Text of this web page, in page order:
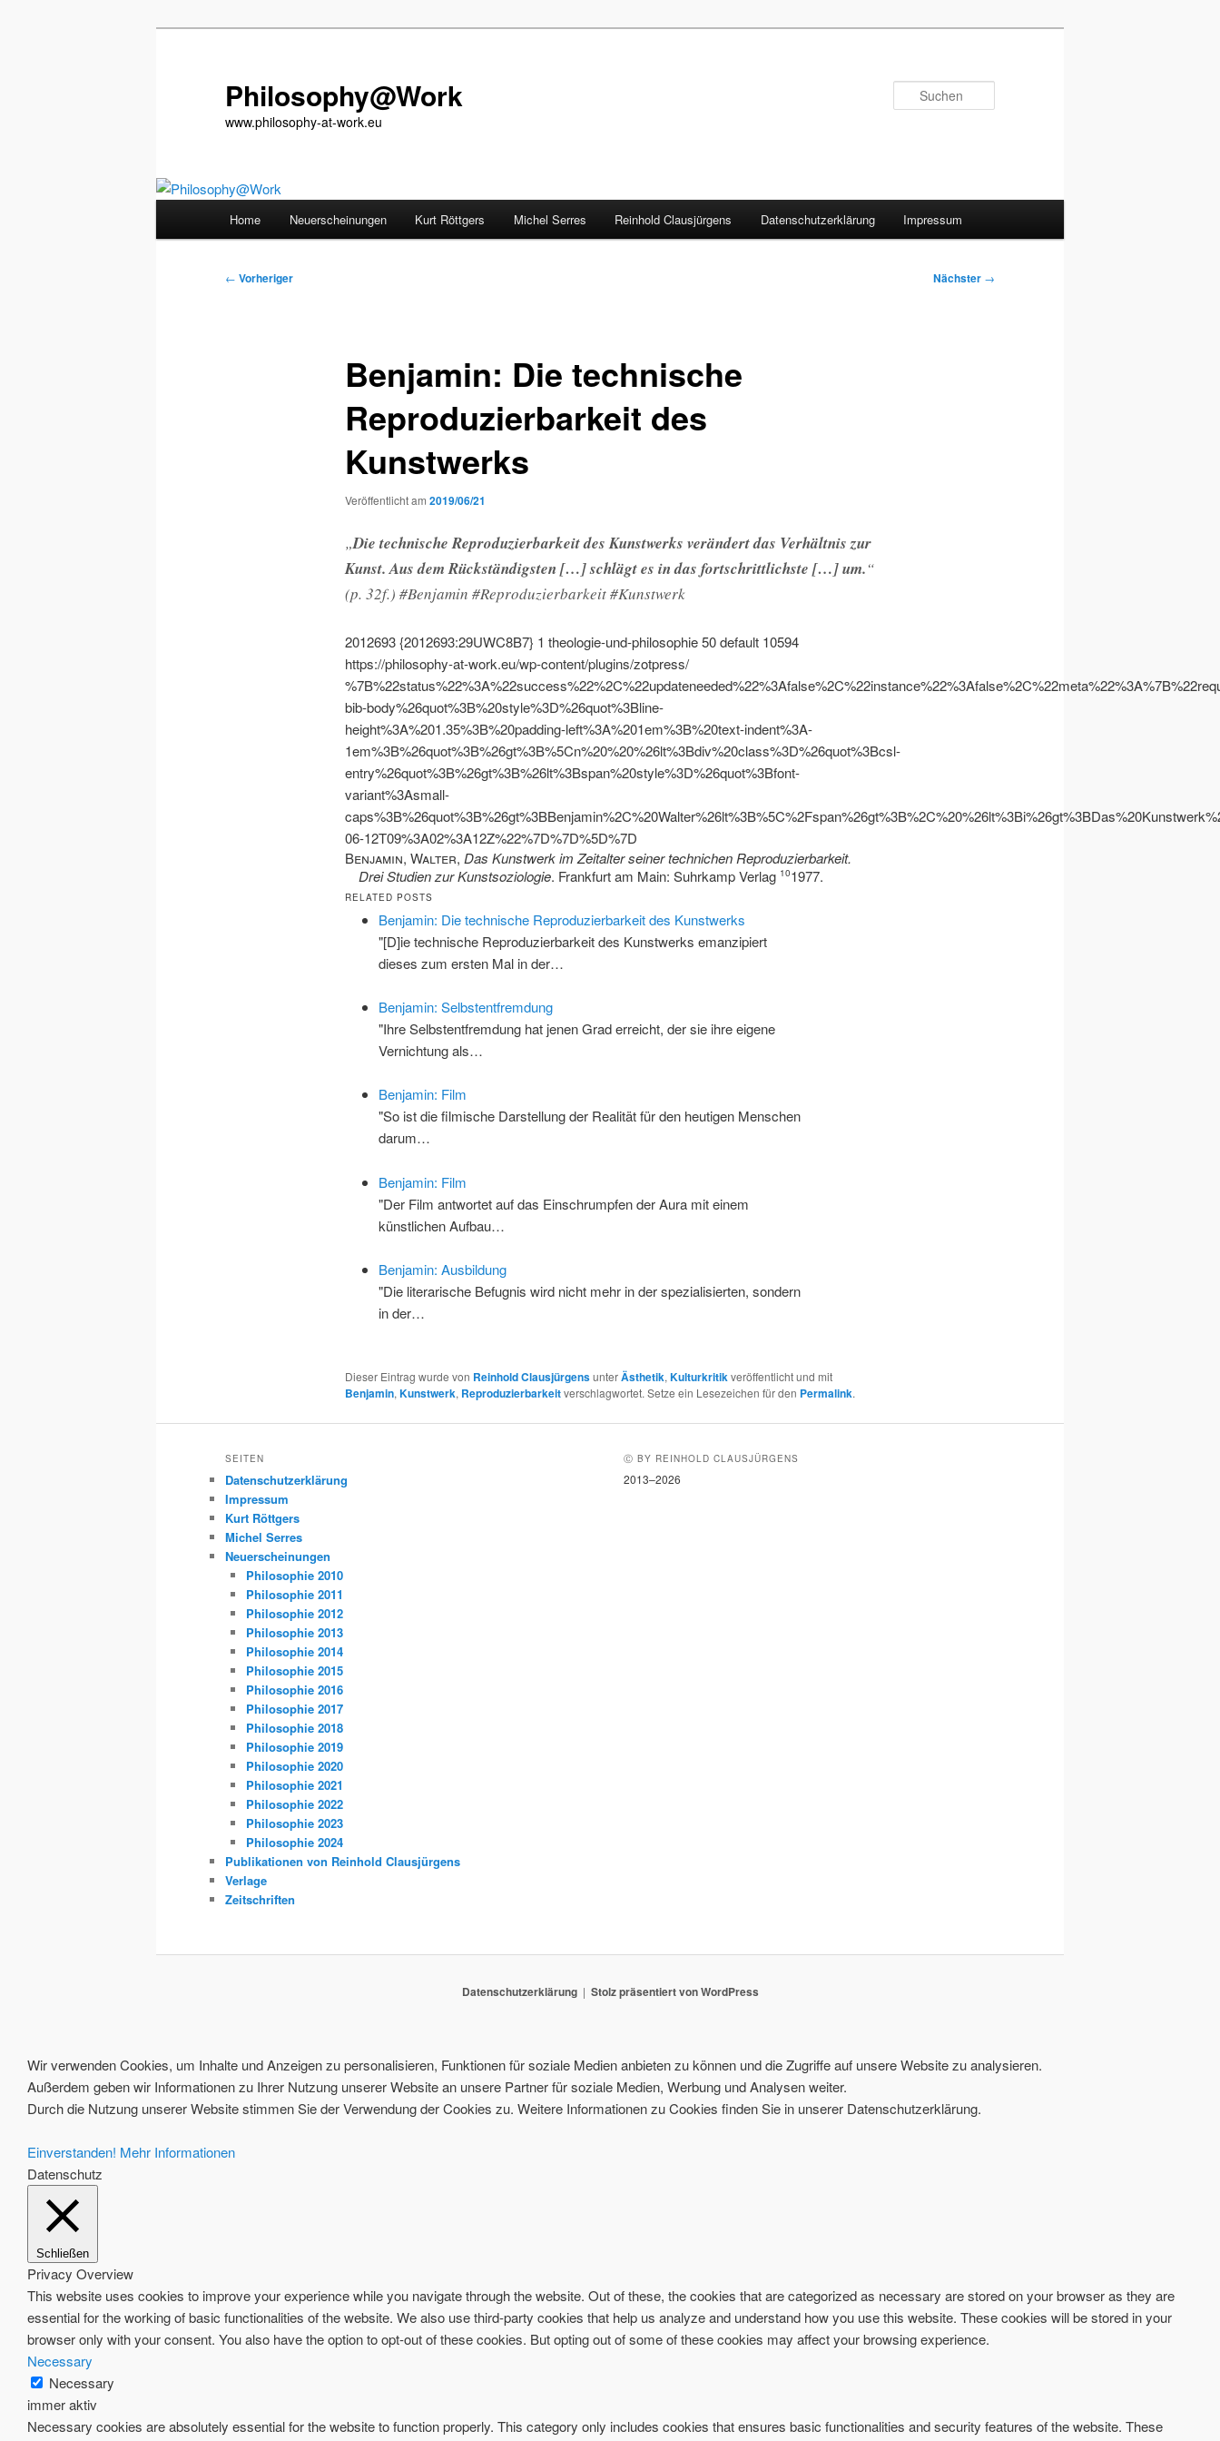
Philosophy@Work
www.philosophy-at-work.eu
Home Neuerscheinungen Kurt Röttgers Michel Serres Reinhold Clausjürgens Datenschutzerklärung Impressum
Beitragsnavigation
← Vorheriger Nächster →
Benjamin: Die technische
Reproduzierbarkeit des
Kunstwerks
Veröffentlicht am 2019/06/21
„Die technische Reproduzierbarkeit des Kunstwerks verändert das Verhältnis zur
Kunst. Aus dem Rückständigsten […] schlägt es in das fortschrittlichste […] um.“
(p. 32f.) #Benjamin #Reproduzierbarkeit #Kunstwerk
2012693{2012693:29UWC8B7} 1 theologie-und-philosophie50default 10594
https://philosophy-at-work.eu/wp-content/plugins/zotpress/
bib-body%26quot%3B%20style%3D%26quot%3Bline-
height%3A%201.35%3B%20padding-left%3A%201em%3B%20text-indent%3A-
1em%3B%26quot%3B%26gt%3B%5Cn%20%20%26lt%3Bdiv%20class%3D%26quot%3Bcsl-
entry%26quot%3B%26gt%3B%26lt%3Bspan%20style%3D%26quot%3Bfont-
variant%3Asmall-
06-12T09%3A02%3A12Z%22%7D%7D%5D%7D
Benjamin, Walter, Das Kunstwerk im Zeitalter seiner technichen Reproduzierbarkeit.
Drei Studien zur Kunstsoziologie. Frankfurt am Main: Suhrkamp Verlag 101977.
RELATED POSTS
Benjamin: Die technische Reproduzierbarkeit des Kunstwerks
"[D]ie technische Reproduzierbarkeit des Kunstwerks emanzipiert
dieses zum ersten Mal in der…
Benjamin: Selbstentfremdung
"Ihre Selbstentfremdung hat jenen Grad erreicht, der sie ihre eigene
Vernichtung als…
Benjamin: Film
"So ist die filmische Darstellung der Realität für den heutigen Menschen
darum…
Benjamin: Film
"Der Film antwortet auf das Einschrumpfen der Aura mit einem
künstlichen Aufbau…
Benjamin: Ausbildung
"Die literarische Befugnis wird nicht mehr in der spezialisierten, sondern
in der…
Dieser Eintrag wurde von Reinhold ClausjürgensunterÄsthetik, Kulturkritikveröffentlicht und mit
Benjamin, Kunstwerk, Reproduzierbarkeitverschlagwortet. Setze ein Lesezeichen für den Permalink.
SEITEN
Datenschutzerklärung
Impressum
Kurt Röttgers
Michel Serres
Neuerscheinungen
Philosophie 2010
Philosophie 2011
Philosophie 2012
Philosophie 2013
Philosophie 2014
Philosophie 2015
Philosophie 2016
Philosophie 2017
Philosophie 2018
Philosophie 2019
Philosophie 2020
Philosophie 2021
Philosophie 2022
Philosophie 2023
Philosophie 2024
Publikationen von Reinhold Clausjürgens
Verlage
Zeitschriften
Ⓒ BY REINHOLD CLAUSJÜRGENS
2013–2026
Datenschutzerklärung Stolz präsentiert von WordPress
Wir verwenden Cookies, um Inhalte und Anzeigen zu personalisieren, Funktionen für soziale Medien anbieten zu können und die Zugriffe auf unsere Website zu analysieren.
Außerdem geben wir Informationen zu Ihrer Nutzung unserer Website an unsere Partner für soziale Medien, Werbung und Analysen weiter.
Durch die Nutzung unserer Website stimmen Sie der Verwendung der Cookies zu. Weitere Informationen zu Cookies finden Sie in unserer Datenschutzerklärung.
Einverstanden! Mehr Informationen
Datenschutz
Schließen
Privacy Overview
This website uses cookies to improve your experience while you navigate through the website. Out of these, the cookies that are categorized as necessary are stored on your browser as they are
essential for the working of basic functionalities of the website. We also use third-party cookies that help us analyze and understand how you use this website. These cookies will be stored in your
browser only with your consent. You also have the option to opt-out of these cookies. But opting out of some of these cookies may affect your browsing experience.
Necessary
Necessary
immer aktiv
Necessary cookies are absolutely essential for the website to function properly. This category only includes cookies that ensures basic functionalities and security features of the website. These